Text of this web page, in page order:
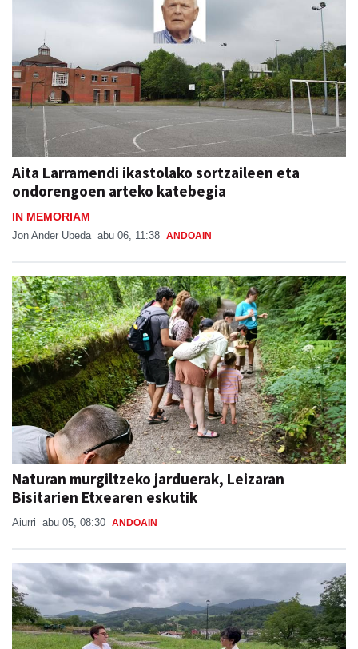
Aita Larramendi ikastolako sortzaileen eta
ondorengoen arteko katebegia
IN MEMORIAM
Jon Ander Ubeda abu 06, 11:38 ANDOAIN
Naturan murgiltzeko jarduerak, Leizaran
Bisitarien Etxearen eskutik
Aiurri abu 05, 08:30 ANDOAIN